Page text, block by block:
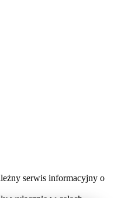
serwis informacyjny o